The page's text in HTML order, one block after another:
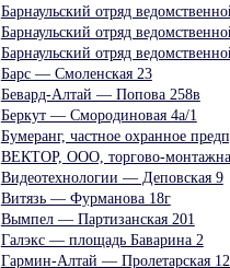
Барнаульский отряд
Барнаульский отряд
Барнаульский отряд
Барс — Смоленская 23
Бевард-Алтай — Попова 258в
Беркут — Смородиновая 4а/1
Бумеранг, частное охранное
ВЕКТОР, ООО, торгово-
Видеотехнологии — Деповская 9
Витязь — Фурманова 18г
Вымпел — Партизанская 201
Галэкс — площадь Баварина 2
Гармин-Алтай — Пролетарская